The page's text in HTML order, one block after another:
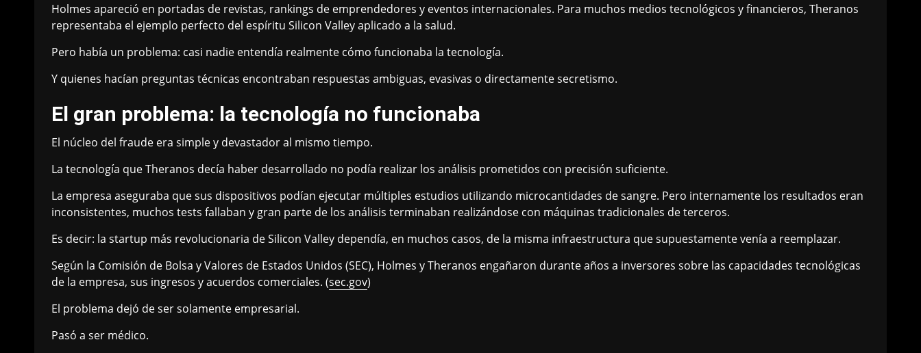
Holmes apareció en portadas de revistas, rankings de emprendedores y eventos internacionales. Para muchos medios tecnológicos y financieros, Theranos
representaba el ejemplo perfecto del espíritu Silicon Valley aplicado a la salud.
Pero había un problema: casi nadie entendía realmente cómo funcionaba la tecnología.
Y quienes hacían preguntas técnicas encontraban respuestas ambiguas, evasivas o directamente secretismo.
El gran problema: la tecnología no funcionaba
El núcleo del fraude era simple y devastador al mismo tiempo.
La tecnología que Theranos decía haber desarrollado no podía realizar los análisis prometidos con precisión suficiente.
La empresa aseguraba que sus dispositivos podían ejecutar múltiples estudios utilizando microcantidades de sangre. Pero internamente los resultados eran
inconsistentes, muchos tests fallaban y gran parte de los análisis terminaban realizándose con máquinas tradicionales de terceros.
Es decir: la startup más revolucionaria de Silicon Valley dependía, en muchos casos, de la misma infraestructura que supuestamente venía a reemplazar.
Según la Comisión de Bolsa y Valores de Estados Unidos (SEC), Holmes y Theranos engañaron durante años a inversores sobre las capacidades tecnológicas
de la empresa, sus ingresos y acuerdos comerciales. (sec.gov)
El problema dejó de ser solamente empresarial.
Pasó a ser médico.